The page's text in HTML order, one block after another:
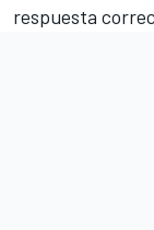
respuesta